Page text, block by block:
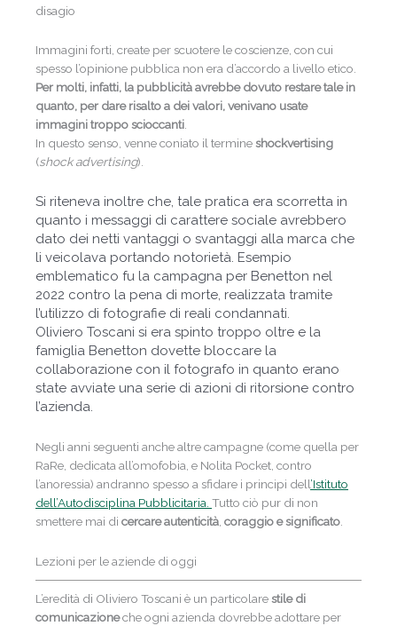
disagio
Immagini forti, create per scuotere le coscienze, con cui
spesso l’opinione pubblica non era d’accordo a livello etico.
Per molti, infatti, la pubblicità avrebbe dovuto restare tale in
quanto, per dare risalto a dei valori, venivano usate
immagini troppo scioccanti.
In questo senso, venne coniato il termineshockvertising
(shock advertising).
Si riteneva inoltre che, tale pratica era scorretta in
quanto i messaggi di carattere sociale avrebbero
dato dei netti vantaggi o svantaggi alla marca che
li veicolava portando notorietà. Esempio
emblematico fu la campagna per Benetton nel
2022 contro la pena di morte, realizzata tramite
l’utilizzo di fotografie di reali condannati.
Oliviero Toscani si era spinto troppo oltre e la
famiglia Benetton dovette bloccare la
collaborazione con il fotografo in quanto erano
state avviate una serie di azioni di ritorsione contro
l’azienda.
Negli anni seguenti anche altre campagne (come quella per
RaRe, dedicata all’omofobia, e Nolita Pocket, contro
l’anoressia) andranno spesso a sfidare i principi dell’Istituto
dell’Autodisciplina Pubblicitaria. Tutto ciò pur di non
smettere mai di cercare autenticità, coraggio e significato.
Lezioni per le aziende di oggi
L’eredità di Oliviero Toscani è un particolarestile di
comunicazioneche ogni azienda dovrebbe adottare per